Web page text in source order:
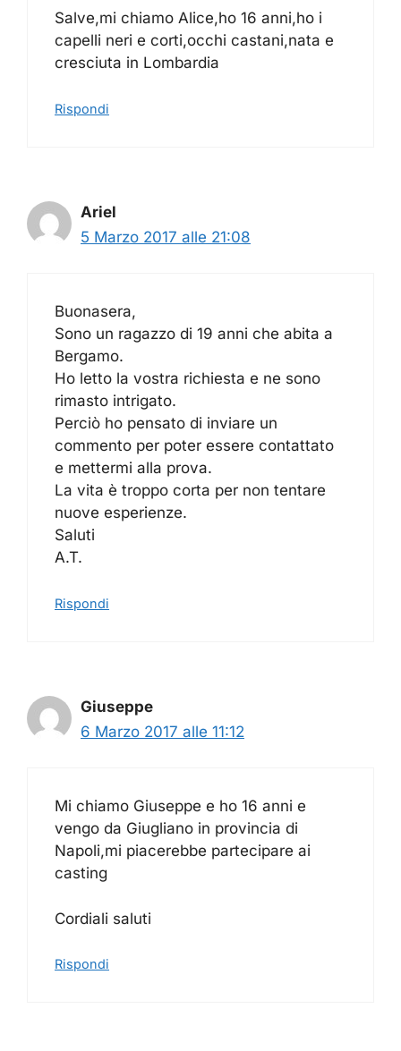
Salve,mi chiamo Alice,ho 16 anni,ho i
capelli neri e corti,occhi castani,nata e
cresciuta in Lombardia
Rispondi
Ariel
5 Marzo 2017 alle 21:08
Buonasera,
Sono un ragazzo di 19 anni che abita a
Bergamo.
Ho letto la vostra richiesta e ne sono
rimasto intrigato.
Perciò ho pensato di inviare un
commento per poter essere contattato
e mettermi alla prova.
La vita è troppo corta per non tentare
nuove esperienze.
Saluti
A.T.
Rispondi
Giuseppe
6 Marzo 2017 alle 11:12
Mi chiamo Giuseppe e ho 16 anni e
vengo da Giugliano in provincia di
Napoli,mi piacerebbe partecipare ai
casting
Cordiali saluti
Rispondi